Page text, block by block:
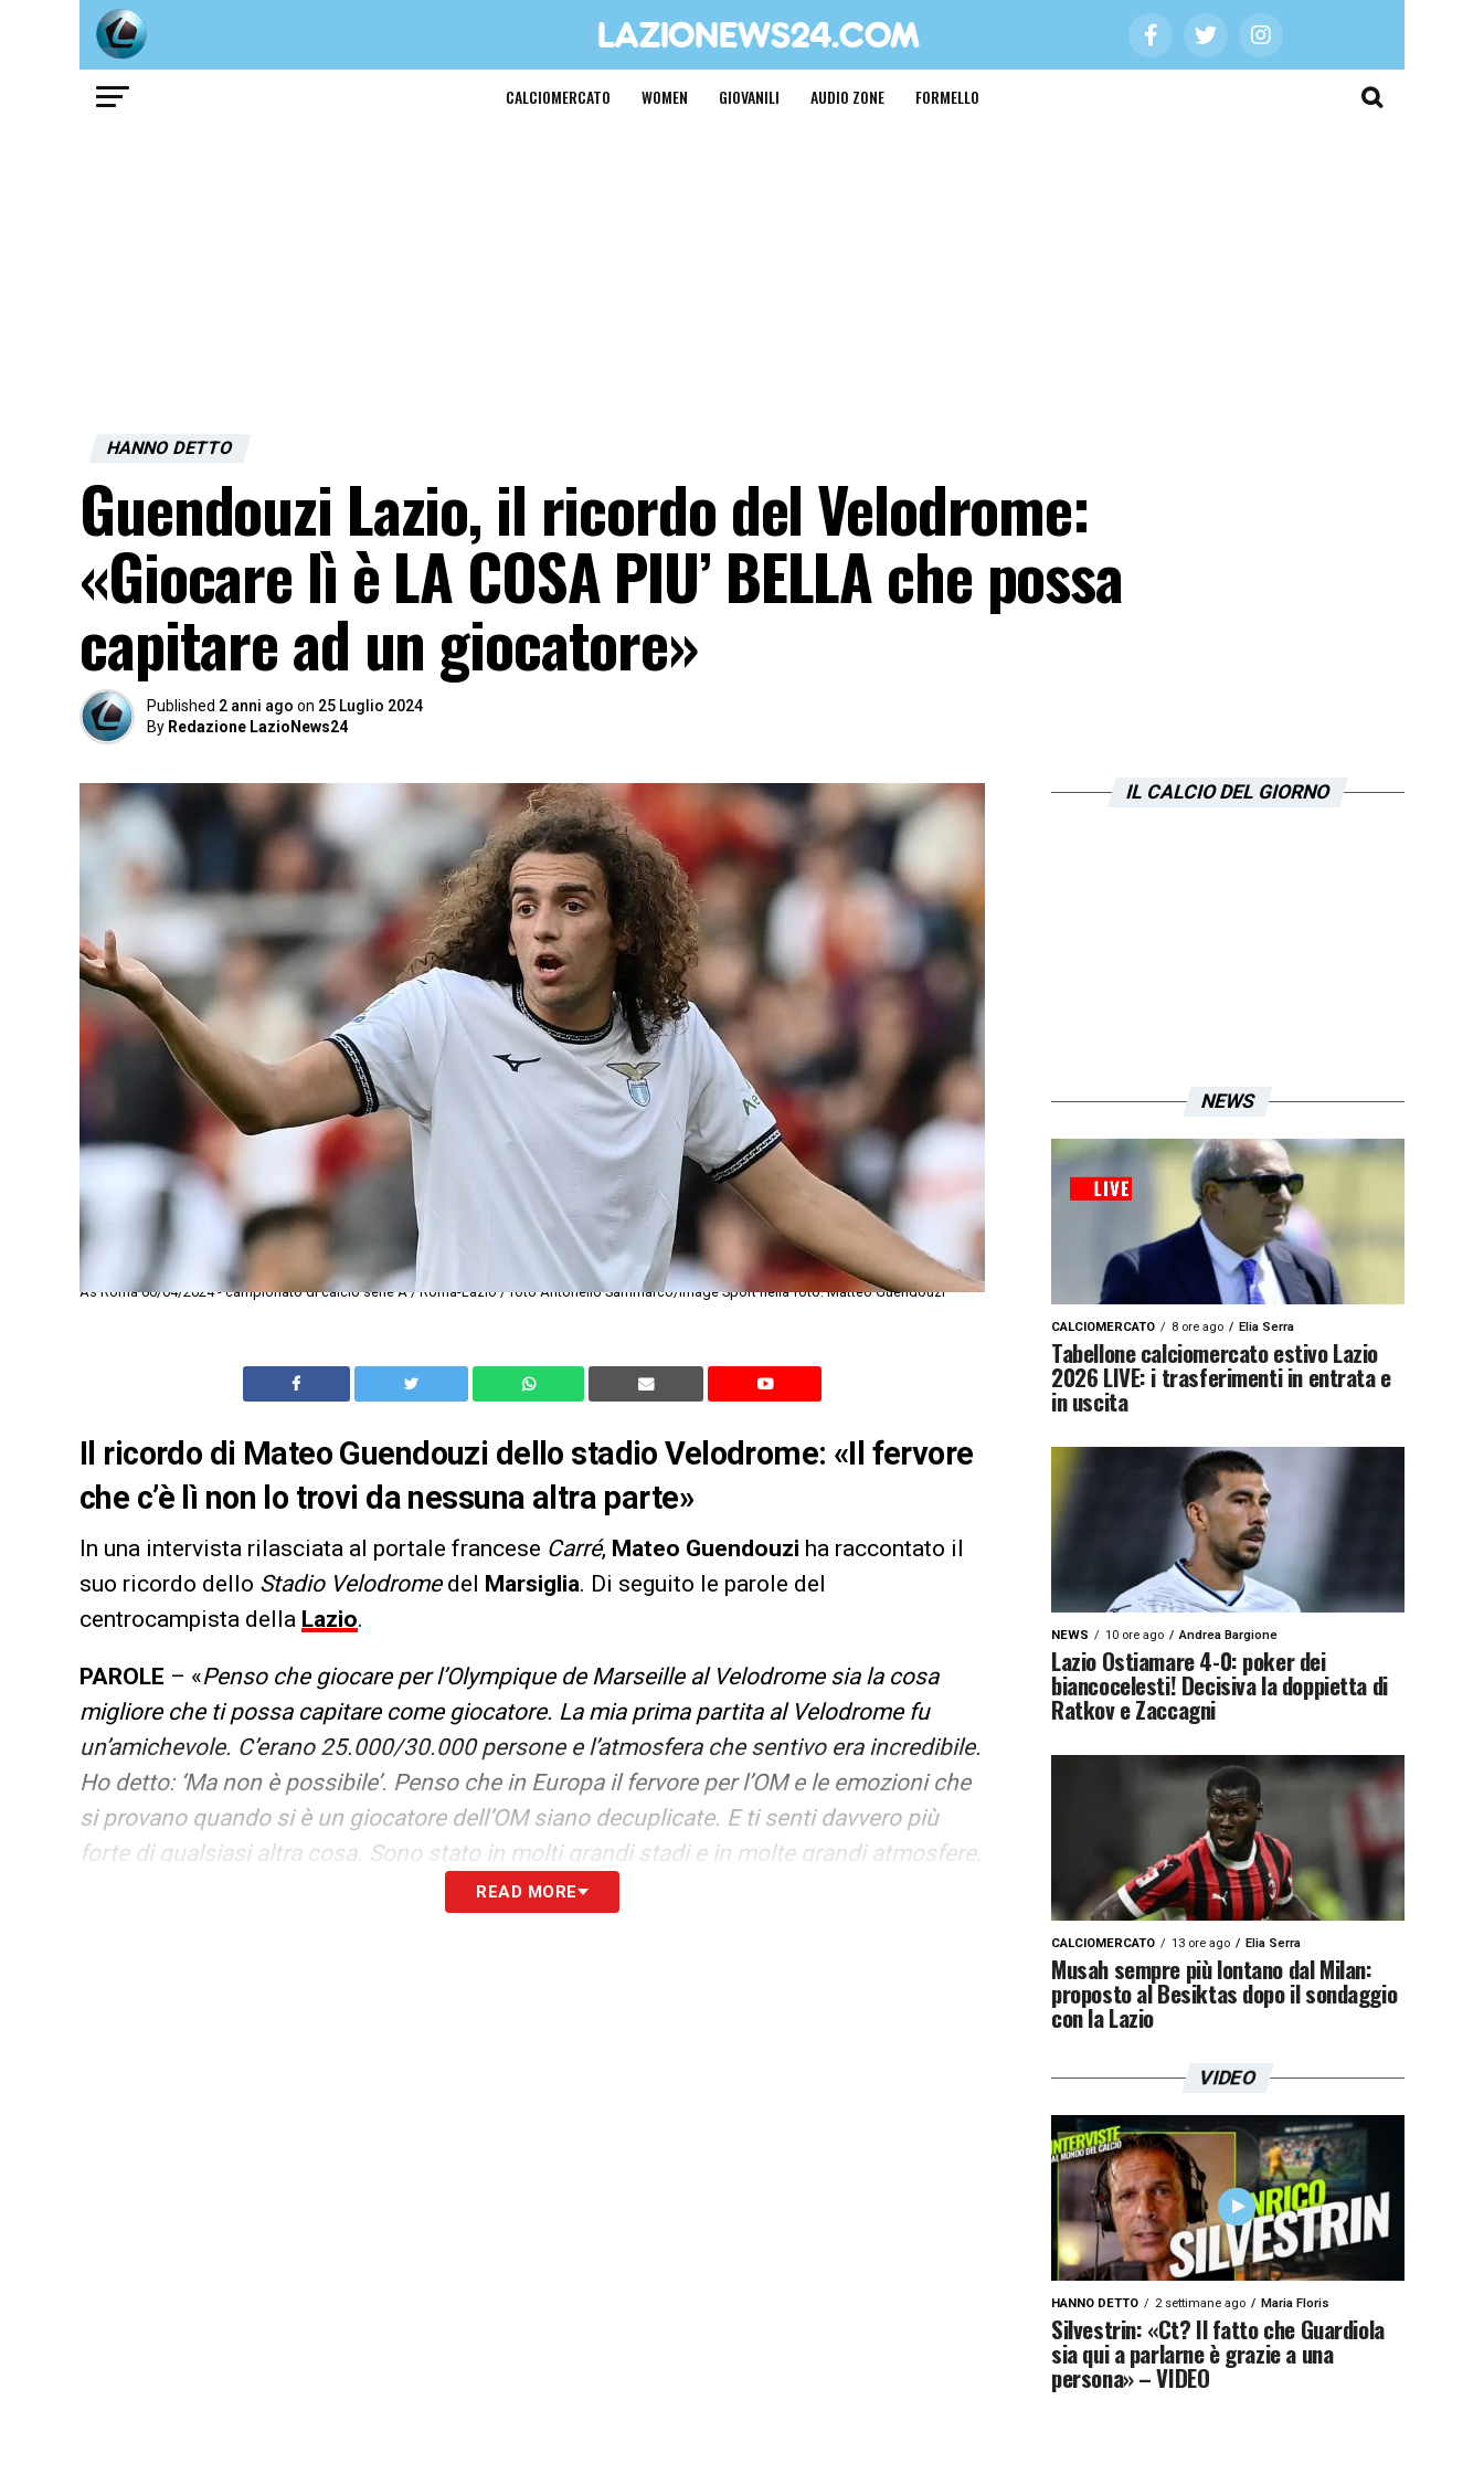
CALCIOMERCATO WOMEN GIOVANILI AUDIO ZONE FORMELLO
HANNO DETTO
Guendouzi Lazio, il ricordo del Velodrome:
«Giocare lì è LA COSA PIU’ BELLA che possa
capitare ad un giocatore»
Published 2 anni ago on 25 Luglio 2024
By Redazione LazioNews24
As Roma 06/04/2024 - campionato di calcio serie A / Roma-Lazio / foto Antonello Sammarco/Image Sport nella foto: Matteo Guendouzi
Il ricordo di Mateo Guendouzi dello stadio Velodrome: «Il fervore
che c’è lì non lo trovi da nessuna altra parte»
In una intervista rilasciata al portale francese Carré, Mateo Guendouzi ha raccontato il
suo ricordo dello Stadio Velodromedel Marsiglia. Di seguito le parole del
centrocampista della Lazio.
PAROLE – «Penso che giocare per l’Olympique de Marseille al Velodrome sia la cosa
migliore che ti possa capitare come giocatore. La mia prima partita al Velodrome fu
un’amichevole. C’erano 25.000/30.000 persone e l’atmosfera che sentivo era incredibile.
Ho detto: ‘Ma non è possibile’. Penso che in Europa il fervore per l’OM e le emozioni che
si provano quando si è un giocatore dell’OM siano decuplicate. E ti senti davvero più
forte di qualsiasi altra cosa. Sono stato in molti grandi stadi e in molte grandi atmosfere,
ma il fervore che c’è all’OM e al Velodrome non si trova da nessun’altra parte
READ MORE
IL CALCIO DEL GIORNO
NEWS
CALCIOMERCATO 8 ore ago Elia Serra
Tabellone calciomercato estivo Lazio
2026 LIVE: i trasferimenti in entrata e
in uscita
NEWS 10 ore ago Andrea Bargione
Lazio Ostiamare 4-0: poker dei
biancocelesti! Decisiva la doppietta di
Ratkov e Zaccagni
CALCIOMERCATO 13 ore ago Elia Serra
Musah sempre più lontano dal Milan:
proposto al Besiktas dopo il sondaggio
con la Lazio
VIDEO
HANNO DETTO 2 settimane ago Maria Floris
Silvestrin: «Ct? Il fatto che Guardiola
sia qui a parlarne è grazie a una
persona» – VIDEO